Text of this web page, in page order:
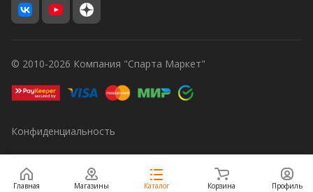
© 2010-2026 Компания "Спарта Маркет"
Конфиденциальность
Главная Магазины Каталог Корзина Профиль